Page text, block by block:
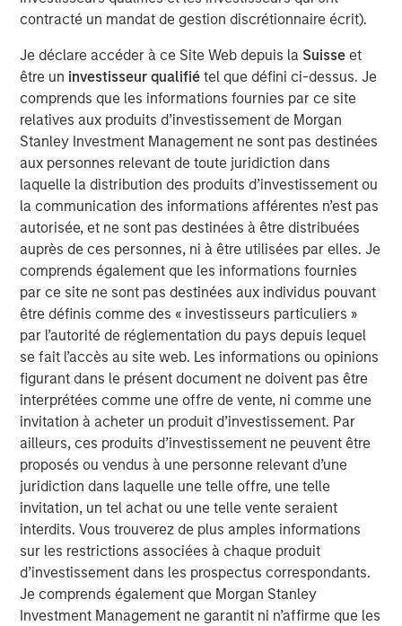
contracté un mandat de gestion discrétionnaire écrit).
Je déclare accéder à ce Site Web depuis la Suisse et
être un investisseur qualifiétel que défini ci-dessus. Je
comprends que les informations fournies par ce site
relatives aux produits d’investissement de Morgan
Stanley Investment Management ne sont pas destinées
aux personnes relevant de toute juridiction dans
laquelle la distribution des produits d’investissement ou
la communication des informations afférentes n’est pas
autorisée, et ne sont pas destinées à être distribuées
auprès de ces personnes, ni à être utilisées par elles. Je
comprends également que les informations fournies
par ce site ne sont pas destinées aux individus pouvant
être définis comme des « investisseurs particuliers »
par l’autorité de réglementation du pays depuis lequel
se fait l’accès au site web. Les informations ou opinions
figurant dans le présent document ne doivent pas être
interprétées comme une offre de vente, ni comme une
invitation à acheter un produit d’investissement. Par
ailleurs, ces produits d’investissement ne peuvent être
proposés ou vendus à une personne relevant d’une
juridiction dans laquelle une telle offre, une telle
invitation, un tel achat ou une telle vente seraient
interdits. Vous trouverez de plus amples informations
sur les restrictions associées à chaque produit
d’investissement dans les prospectus correspondants.
Je comprends également que Morgan Stanley
Investment Management ne garantit ni n’affirme que les
closely with the Learning Care Group management team
and its employees to continue the company’s strong
position in the child education and family solutions
industry.”
William Davis, CEO of Learning Care Group, said, “Our
goal is to offer the highest quality care and programs to
families across the country, and we are pleased that
Morgan Stanley’s commitment to our business will
continue to support those efforts.”
About Morgan Stanley Private Equity
Morgan Stanley Private Equity, part of Morgan Stanley
Investment Management’s Merchant Banking Division,
makes private equity and equity-related investments on a
global basis. Morgan Stanley Private Equity utilizes
Morgan Stanley’s vast resources, including the Firm’s
global franchise and relationships with leading corporate
management teams and financial sponsors, to source
attractive opportunities for its investment funds. Morgan
Stanley’s roots in private equity investing date back to
1985 with the Morgan Stanley Capital Partners private
equity funds. To date, Morgan Stanley Private Equity and
its predecessor funds have invested nearly $6.5 billion of
equity across a broad spectrum of industries. For further
information about Morgan Stanley Private Equity, please
visit
www.morganstanley.com/im/capitalpartners